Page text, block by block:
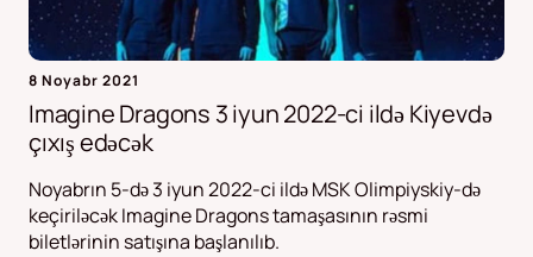
8 Noyabr 2021
Imagine Dragons 3 iyun 2022-ci ildə Kiyevdə
çıxış edəcək
Noyabrın 5-də 3 iyun 2022-ci ildə MSK Olimpiyskiy-də
keçiriləcək Imagine Dragons tamaşasının rəsmi
biletlərinin satışına başlanılıb.